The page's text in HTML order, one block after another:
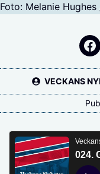
Foto: Melanie
VECKANS